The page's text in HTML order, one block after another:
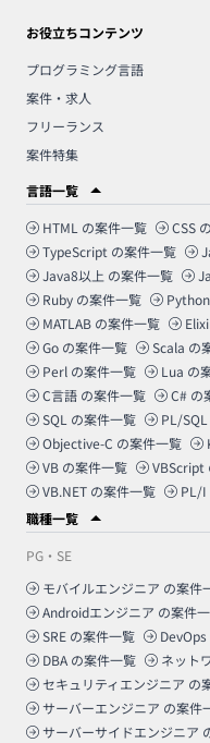
お役立ちコンテンツ
プログラミング言語
案件・求人
フリーランス
案件特集
言語一覧
HTML の案件一覧 CSS
TypeScript の案件一覧
Java8以上 の案件一覧
Ruby の案件一覧 Python
MATLAB の案件一覧
Go の案件一覧 Scala の
Perl の案件一覧 Lua の
C言語 の案件一覧 C# の
SQL の案件一覧 PL/SQL
Objective-C の案件一覧
VB の案件一覧 VBScript
VB.NET の案件一覧 PL/I
職種一覧
PG・SE
モバイルエンジニア の案件
Androidエンジニア の案件
SRE の案件一覧
DBA の案件一覧 ネット
セキュリティエンジニア の
サーバーエンジニア の案件
サーバーサイドエンジニア